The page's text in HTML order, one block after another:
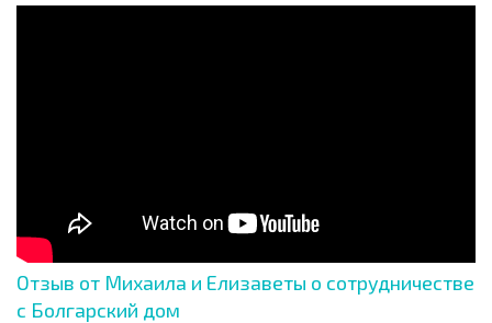
Отзыв от Михаила и Елизаветы о сотрудничестве
с Болгарский дом